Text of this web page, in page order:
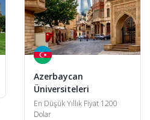
Azerbaycan
Üniversiteleri
En Düşük Yıllık Fiyat 1200
Dolar